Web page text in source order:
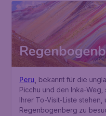
Peru , bekannt für die
Picchu und den Inka-Weg
Ihrer To-Visit-Liste stehen,
Regenbogenberg zu